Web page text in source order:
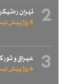
2 ئێران
5 رۆژ پێش ئێستا
3 عیراق و
6 رۆژ پێش ئێستا